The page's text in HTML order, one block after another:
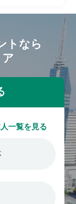
トなら
一覧を見る